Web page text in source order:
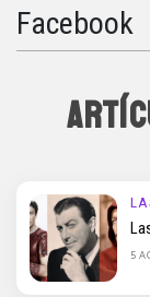
Facebook
5